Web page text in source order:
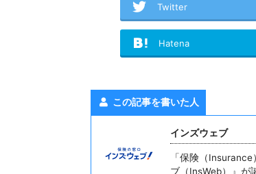
Twitter
Hatena
この記事を書いた人
インズウェブ
「保険（
ブ（InsWeb）』が